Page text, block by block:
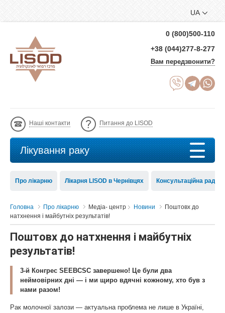
UA
0 (800)500-110
+38 (044)277-8-277
Вам передзвонити?
Наші контакти Питання до LISOD
Лікування раку
Про лікарню Лікарня LISOD в Чернівцях Консультаційна рада
Головна Про лікарню Медіа- центр Новини
Поштовх до
натхнення і майбутніх результатів!
Поштовх до натхнення і майбутніх
результатів!
3-й Конгрес SEEBCSC завершено! Це були два
неймовірних дні — і ми щиро вдячні кожному, хто був з
нами разом!
Рак молочної залози — актуальна проблема не лише в Україні,